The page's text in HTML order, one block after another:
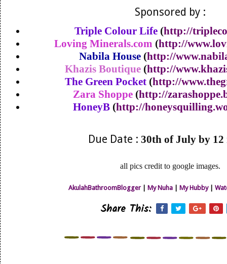
Sponsored by :
Triple Colour Life (http://
Loving Minerals.com (http://
Nabila House (http://
Khazis Boutique(http://
The Green Pocket (http://
Zara Shoppe (http://
HoneyB (http://
Due Date : 30th of July by 12
all pics credit to google images.
AkulahBathroomBlogger My Nuha My Hubby|
Share This: